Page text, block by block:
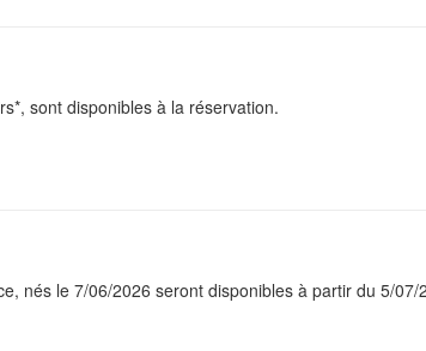
sont disponibles à la réservation.
nés le 7/06/2026 seront disponibles à partir du 5/07/